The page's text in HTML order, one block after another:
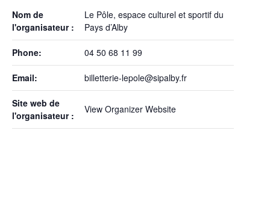
Nom de
l'organisateur :
Le Pôle, espace culturel et sportif du
Pays d’Alby
Phone: 04 50 68 11 99
Email: billetterie-lepole@sipalby.fr
Site web de
l'organisateur :
View Organizer Website